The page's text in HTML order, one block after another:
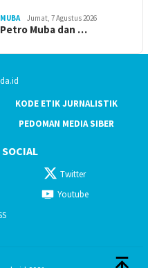
MUBA Jumat, 7 Agustus 2026
Petro Muba dan …
KODE ETIK JURNALISTIK
PEDOMAN MEDIA SIBER
Twitter
Youtube